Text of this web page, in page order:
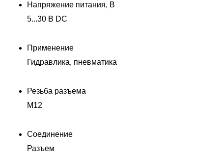
Напряжение питания, В
5...30 В DC
Применение
Гидравлика, пневматика
Резьба разъема
M12
Соединение
Разъем